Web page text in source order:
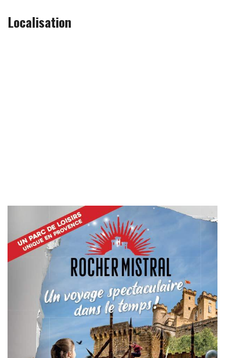
amusant ! Une idée originale pour fêter l’anniversaire de
Localisation